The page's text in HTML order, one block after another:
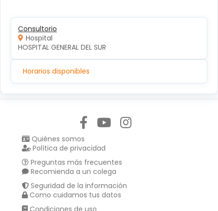
Consultorio
Hospital
HOSPITAL GENERAL DEL SUR
Horarios disponibles
Quiénes somos
Política de privacidad
Preguntas más frecuentes
Recomienda a un colega
Seguridad de la información
Como cuidamos tus datos
Condiciones de uso